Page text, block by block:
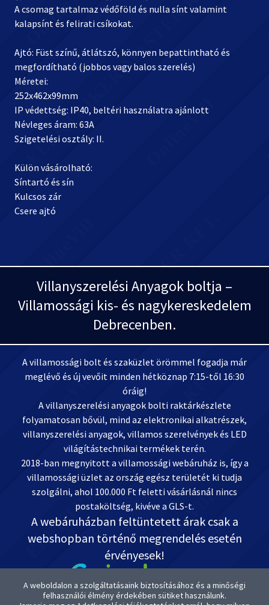
A weboldalon a szolgáltatásaink biztosításához és a minőségi
felhasználói élmény érdekében sütiket használunk.
A csomag tartalmaz védőföld és nulla sínt valamint
kalapsínt és felirati csíkokat.
Ajtó: Füst színű, átlátszó, könnyen bepattintható és
megfordítható (jobbos vagy balos szerelés)
Méretei:
252x462x99mm
IP védettség: IP40, beltéri használatra ajánlott
Névleges áram: 63A
Szigetelési osztály: II.
Külön vásárolható:
Síntartó és sín
Kulcsos zár
Csere ajtó
Villanyszerelési Anyagok boltja –
Villamossági kis- és nagykereskedelem
Debrecenben.
A villamossági bolt és szaküzlet örömmel fogadja már
meglévő és új vevőit minden hétköznap 7:15-től 16:30
óráig!
A villanyszerelési anyagok bolti raktárkészlete
folyamatosan bővül, mind az elektronikai alkatrészek,
villanyszerelési anyagok, villamos szerelvények és LED
világítástechnikai termékek terén.
2018-ban megnyitott a villamossági webáruház is, így a
villamossági üzlet az ország egész területét ki tudja
szolgálni, ahol 100.000 Ft feletti vásárlásnál nincs
postaköltség, kivéve a GLS-t.
A webáruházban feltüntetett árak csak a
webshopban történő megrendelés esetén
érvényesek!